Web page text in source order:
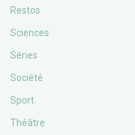
Restos
Sciences
Séries
Société
Sport
Théâtre